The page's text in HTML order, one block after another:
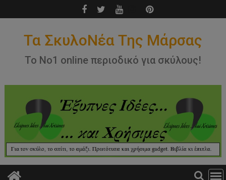
to
Τα ΣκυλοΝέα Της Μάρσας
Το Νο1 online περιοδικό για σκύλους!